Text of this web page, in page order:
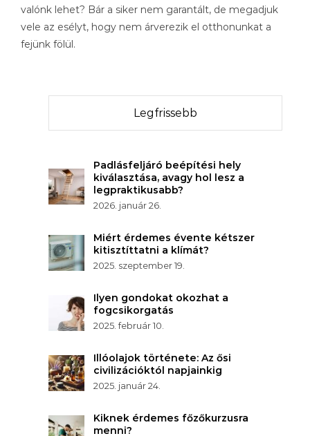
valónk lehet? Bár a siker nem garantált, de megadjuk
vele az esélyt, hogy nem árverezik el otthonunkat a
fejünk fölül.
Legfrissebb
Padlásfeljáró beépítési hely
kiválasztása, avagy hol lesz a
legpraktikusabb?
2026. január 26.
Miért érdemes évente kétszer
kitisztíttatni a klímát?
2025. szeptember 19.
Ilyen gondokat okozhat a
fogcsikorgatás
2025. február 10.
Illóolajok története: Az ősi
civilizációktól napjainkig
2025. január 24.
Kiknek érdemes főzőkurzusra
menni?